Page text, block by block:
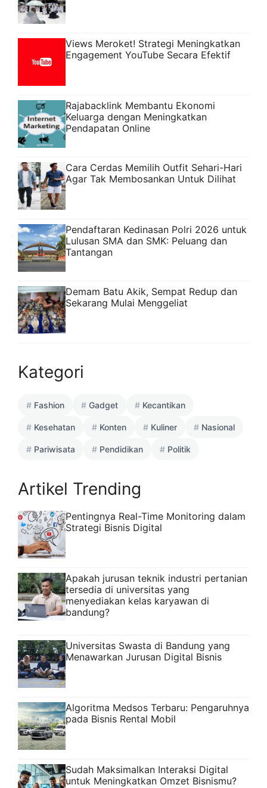
Views Meroket! Strategi Meningkatkan
Engagement YouTube Secara Efektif
Rajabacklink Membantu Ekonomi
Keluarga dengan Meningkatkan
Pendapatan Online
Cara Cerdas Memilih Outfit Sehari-Hari
Agar Tak Membosankan Untuk Dilihat
Pendaftaran Kedinasan Polri 2026 untuk
Lulusan SMA dan SMK: Peluang dan
Tantangan
Demam Batu Akik, Sempat Redup dan
Sekarang Mulai Menggeliat
Kategori
Fashion Gadget Kecantikan
Kesehatan Konten Kuliner Nasional
Pariwisata Pendidikan Politik
Artikel Trending
Pentingnya Real-Time Monitoring dalam
Strategi Bisnis Digital
Apakah jurusan teknik industri pertanian
tersedia di universitas yang
menyediakan kelas karyawan di
bandung?
Universitas Swasta di Bandung yang
Menawarkan Jurusan Digital Bisnis
Algoritma Medsos Terbaru: Pengaruhnya
pada Bisnis Rental Mobil
Sudah Maksimalkan Interaksi Digital
untuk Meningkatkan Omzet Bisnismu?